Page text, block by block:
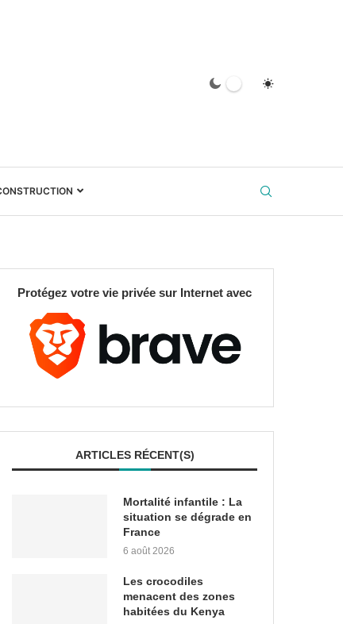
Protégez votre vie privée sur Internet avec
ARTICLES RÉCENT(S)
Mortalité infantile : La
situation se dégrade en
France
6 août 2026
Les crocodiles
menacent des zones
habitées du Kenya